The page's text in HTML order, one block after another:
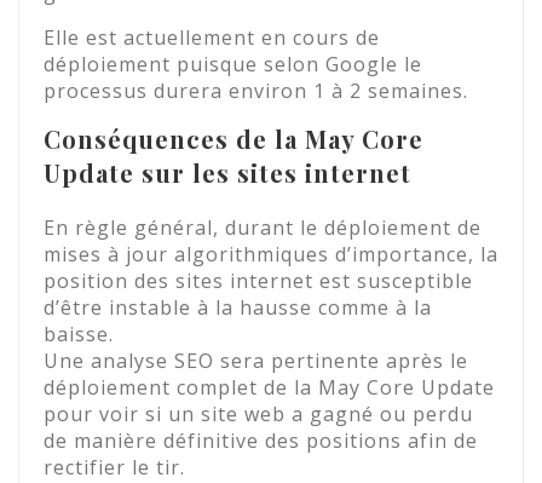
Elle est actuellement en cours de
déploiement puisque selon Google le
processus durera environ 1 à 2 semaines.
Conséquences de la May Core
Update sur les sites internet
En règle général, durant le déploiement de
mises à jour algorithmiques d’importance, la
position des sites internet est susceptible
d’être instable à la hausse comme à la
baisse.
Une analyse SEO sera pertinente après le
déploiement complet de la May Core Update
pour voir si un site web a gagné ou perdu
de manière définitive des positions afin de
rectifier le tir.